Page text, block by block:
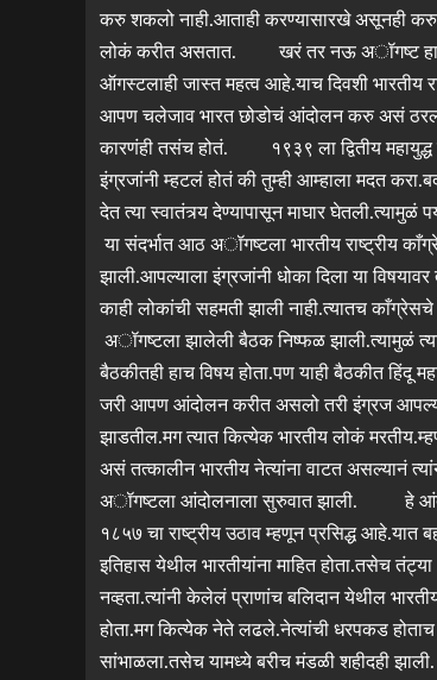
करु शकलो नाही.आताही करण्यासारखे असूनही करु
लोकं करीत असतात. खरं तर नऊ अॉगष्ट हा
ऑगस्टलाही जास्त महत्व आहे.याच दिवशी भारतीय
आपण चलेजाव भारत छोडोचं आंदोलन करु असं
कारणंही तसंच होतं. १९३९ ला द्वितीय महायुद्ध
इंग्रजांनी म्हटलं होतं की तुम्ही आम्हाला मदत
देत त्या स्वातंत्र्य देण्यापासून माघार
या संदर्भात आठ अॉगष्टला भारतीय राष्ट्रीय
झाली.आपल्याला इंग्रजांनी धोका दिला या
काही लोकांची सहमती झाली नाही.त्यातच काँग्रेसचे
अॉगष्टला झालेली बैठक निष्फळ झाली.त्यामुळं
बैठकीतही हाच विषय होता.पण याही बैठकीत हिंदू
जरी आपण आंदोलन करीत असलो तरी इंग्रज
झाडतील.मग त्यात कित्येक भारतीय लोकं
असं तत्कालीन भारतीय नेत्यांना वाटत असल्यानं
अॉगष्टला आंदोलनाला सुरुवात झाली. हे आंदोलन
१८५७ चा राष्ट्रीय उठाव म्हणून प्रसिद्ध आहे.यात
इतिहास येथील भारतीयांना माहित होता.तसेच
नव्हता.त्यांनी केलेलं प्राणांच बलिदान येथील
होता.मग कित्येक नेते लढले.नेत्यांची धरपकड होताच
सांभाळला.तसेच यामध्ये बरीच मंडळी शहीदही